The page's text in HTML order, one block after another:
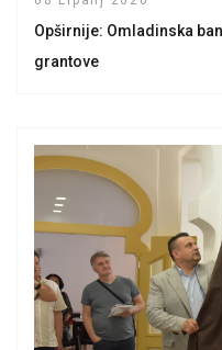
Opširnije: Omladinska
grantove